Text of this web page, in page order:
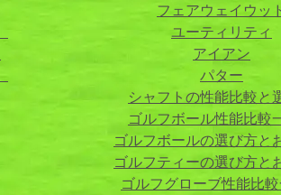
フェアウェイウッ
ユーティリティ
アイアン
パター
シャフトの性能比較と
ゴルフボール性能比較
ゴルフボールの選び方と
ゴルフティーの選び方と
ゴルフグローブ性能比